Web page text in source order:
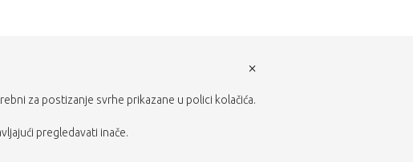
za postizanje svrhe prikazane u polici kolačića.
pregledavati inače.
×